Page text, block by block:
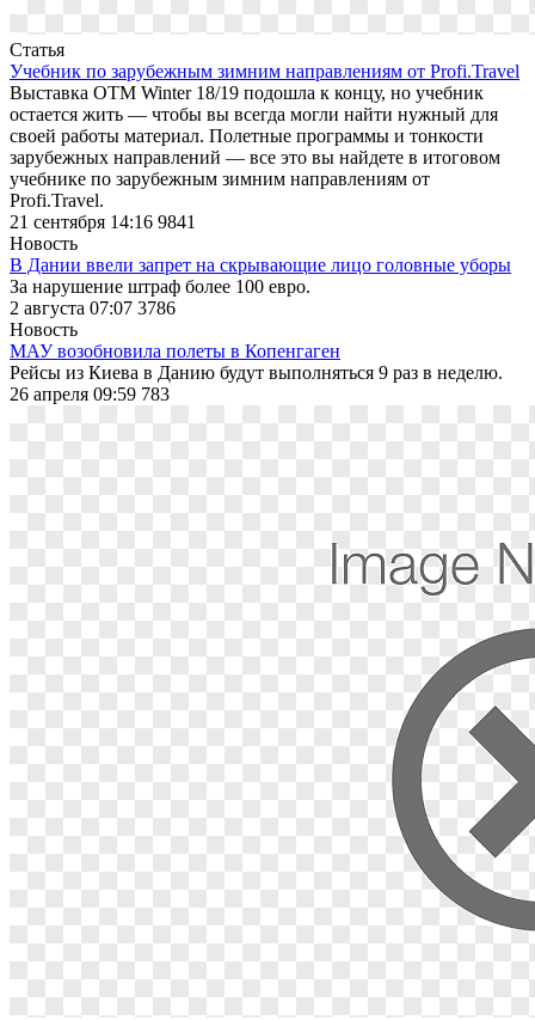
Статья
Учебник по зарубежным зимним направлениям от Profi.Travel
Выставка ОТМ Winter 18/19 подошла к концу, но учебник
остается жить — чтобы вы всегда могли найти нужный для
своей работы материал. Полетные программы и тонкости
зарубежных направлений — все это вы найдете в итоговом
учебнике по зарубежным зимним направлениям от
Profi.Travel.
21 сентября 14:16 9841
Новость
В Дании ввели запрет на скрывающие лицо головные уборы
За нарушение штраф более 100 евро.
2 августа 07:07 3786
Новость
МАУ возобновила полеты в Копенгаген
Рейсы из Киева в Данию будут выполняться 9 раз в неделю.
26 апреля 09:59 783